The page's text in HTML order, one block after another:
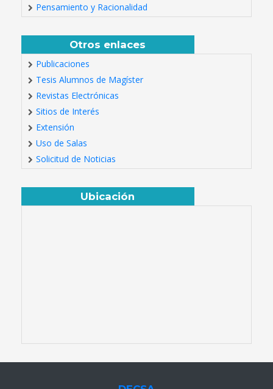
Pensamiento y Racionalidad
Otros enlaces
Publicaciones
Tesis Alumnos de Magíster
Revistas Electrónicas
Sitios de Interés
Extensión
Uso de Salas
Solicitud de Noticias
Ubicación